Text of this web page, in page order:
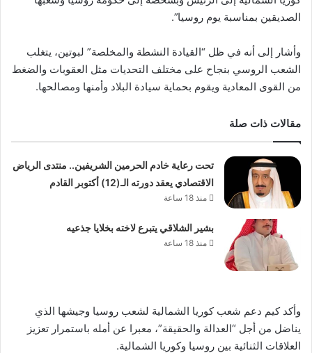
الصديقين بمناسبة يوم روسيا”.
وأشار إلى أنه في ظل “القيادة النشطة والمخلصة” لبوتين، يتغلب
الشعب الروسي بنجاح على مختلف التحديات مثل العقوبات والضغط
من القوى المعادية ويقوم بحماية سيادة البلاد وأمنها ومصالحها.
مقالات ذات صلة
تحت رعاية خادم الحرمين الشريفين.. منتدى الرياض
الاقتصادي يعقد دورته الـ(12) أكتوبر القادم
منذ 18 ساعة
بشير الشلاقي يتبرع لاخته بخلايا جذعيه
منذ 18 ساعة
وأكد كيم دعم شعب كوريا الشمالية لشعب روسيا وجيشها الذي
يناضل من أجل “العدالة والحقيقة”، معبرا عن أمله باستمرار تعزيز
العلاقات الثنائية بين روسيا وكوريا الشمالية.